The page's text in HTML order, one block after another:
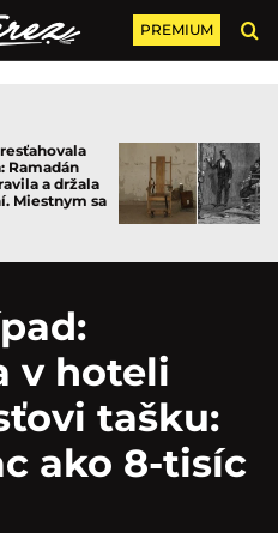
PREMIUM
Ramadán
a držala
Miestnym sa
v hoteli
tašku:
ako 8-tisíc